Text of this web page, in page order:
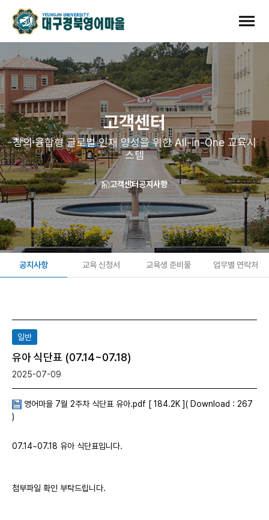
고객센터
창의·융합형 글로벌 인재 양성을 위한 All-in-One 교육시
스템
고객센터공지사항
공지사항 교육 신청서 교육생 준비물 업무별 연락처
일반
유아 식단표 (07.14~07.18)
2025-07-09
영어마을 7월 2주차 식단표 유아.pdf [ 184.2K ]( Download : 267
)
07.14~07.18 유아 식단표입니다.
첨부파일 확인 부탁드립니다.